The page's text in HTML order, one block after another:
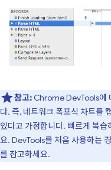
참고: Chrome DevTools에
다. 즉, 네트워크 폭포식 차트를
있다고 가정합니다. 빠르게 복습
요. DevTools를 처음 사용하는
를 참고하세요.